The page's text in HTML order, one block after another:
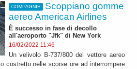
COMPAGNIE
Scoppiano gomme
aereo American Airlines
È successo in fase di decollo
all'aeroporto "Jfk" di New York
16/02/2022 11:46
Un velivolo B-737/800 del vettore aereo
costretto nelle scorse ore ad interrompere